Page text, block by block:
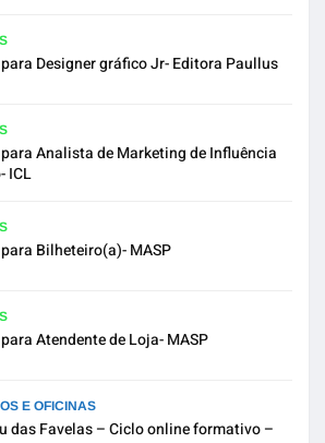
Designer gráfico Jr- Editora Paullus
Analista de Marketing de Influência
ICL
Bilheteiro(a)- MASP
Atendente de Loja- MASP
E OFICINAS
das Favelas – Ciclo online formativo –